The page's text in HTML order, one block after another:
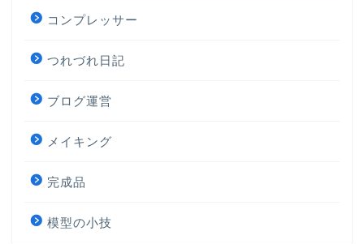
コンプレッサー
つれづれ日記
ブログ運営
メイキング
完成品
模型の小技